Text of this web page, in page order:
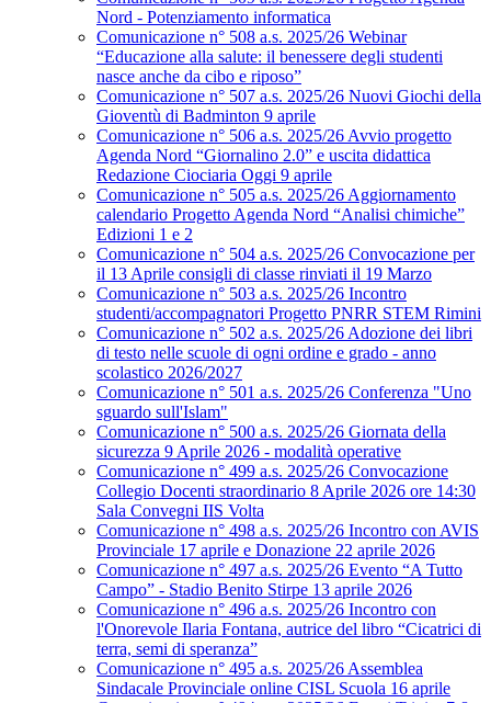
Nord - Potenziamento informatica
Comunicazione n° 508 a.s. 2025/26 Webinar
“Educazione alla salute: il benessere degli studenti
nasce anche da cibo e riposo”
Comunicazione n° 507 a.s. 2025/26 Nuovi Giochi della
Gioventù di Badminton 9 aprile
Comunicazione n° 506 a.s. 2025/26 Avvio progetto
Agenda Nord “Giornalino 2.0” e uscita didattica
Redazione Ciociaria Oggi 9 aprile
Comunicazione n° 505 a.s. 2025/26 Aggiornamento
calendario Progetto Agenda Nord “Analisi chimiche”
Edizioni 1 e 2
Comunicazione n° 504 a.s. 2025/26 Convocazione per
il 13 Aprile consigli di classe rinviati il 19 Marzo
Comunicazione n° 503 a.s. 2025/26 Incontro
studenti/accompagnatori Progetto PNRR STEM Rimini
Comunicazione n° 502 a.s. 2025/26 Adozione dei libri
di testo nelle scuole di ogni ordine e grado - anno
scolastico 2026/2027
Comunicazione n° 501 a.s. 2025/26 Conferenza "Uno
sguardo sull'Islam"
Comunicazione n° 500 a.s. 2025/26 Giornata della
sicurezza 9 Aprile 2026 - modalità operative
Comunicazione n° 499 a.s. 2025/26 Convocazione
Collegio Docenti straordinario 8 Aprile 2026 ore 14:30
Sala Convegni IIS Volta
Comunicazione n° 498 a.s. 2025/26 Incontro con AVIS
Provinciale 17 aprile e Donazione 22 aprile 2026
Comunicazione n° 497 a.s. 2025/26 Evento “A Tutto
Campo” - Stadio Benito Stirpe 13 aprile 2026
Comunicazione n° 496 a.s. 2025/26 Incontro con
l'Onorevole Ilaria Fontana, autrice del libro “Cicatrici di
terra, semi di speranza”
Comunicazione n° 495 a.s. 2025/26 Assemblea
Sindacale Provinciale online CISL Scuola 16 aprile